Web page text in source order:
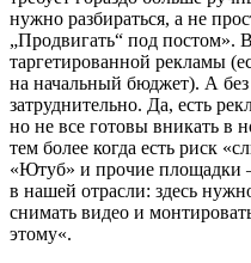
нужно разбираться, а не
„Продвигать“ под постом».
таргетированной рекламы
на начальный бюджет). А
затруднительно. Да, есть
но не все готовы вникать в
тем более когда есть риск
«Ютуб» и прочие площадки
в нашей отрасли: здесь
снимать видео и
этому«.